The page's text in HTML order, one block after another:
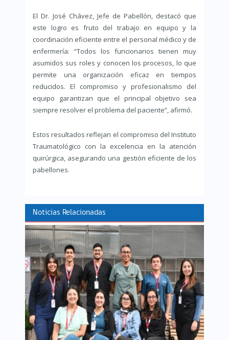
El Dr. José Chávez, Jefe de Pabellón, destacó que
este logro es fruto del trabajo en equipo y la
coordinación eficiente entre el personal médico y de
enfermería: “Todos los funcionarios tienen muy
asumidos sus roles y conocen los procesos, lo que
permite una organización eficaz en tiempos
reducidos. El compromiso y profesionalismo del
equipo garantizan que el principal objetivo sea
siempre resolver el problema del paciente”, afirmó.
Estos resultados reflejan el compromiso del Instituto
Traumatológico con la excelencia en la atención
quirúrgica, asegurando una gestión eficiente de los
pabellones.
Noticias Relacionadas